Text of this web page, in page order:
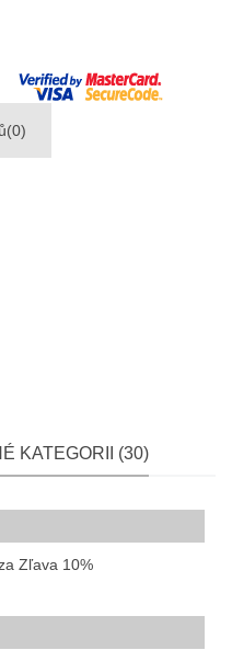
KATEGORII (30)
Zľava 10%